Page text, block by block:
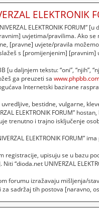
ELEKTRONIK
ELEKTRONIK FORUM”
uvjetima/pravilima. Ako se
[pravne] uvjete/pravila
s [promijenjenim] [pravnim]
[u daljnjem tekstu: “oni”, “njih”,
ga preuzeti sa
Internetski bazirane
bestidne, vulgarne,
ELEKTRONIK FORUM”
trenutno i trajno isključenje
ELEKTRONIK
registracije, upisuju se u bazu
“dioda.net UNIVERZAL
forumu izražavaju mišljenja/
sadržaj tih postova [naravno,